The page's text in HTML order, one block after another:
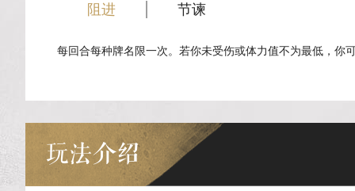
阻进 节谏
每回合每种牌名限一次。若你未受伤或体力值不为最低，你
玩法介绍